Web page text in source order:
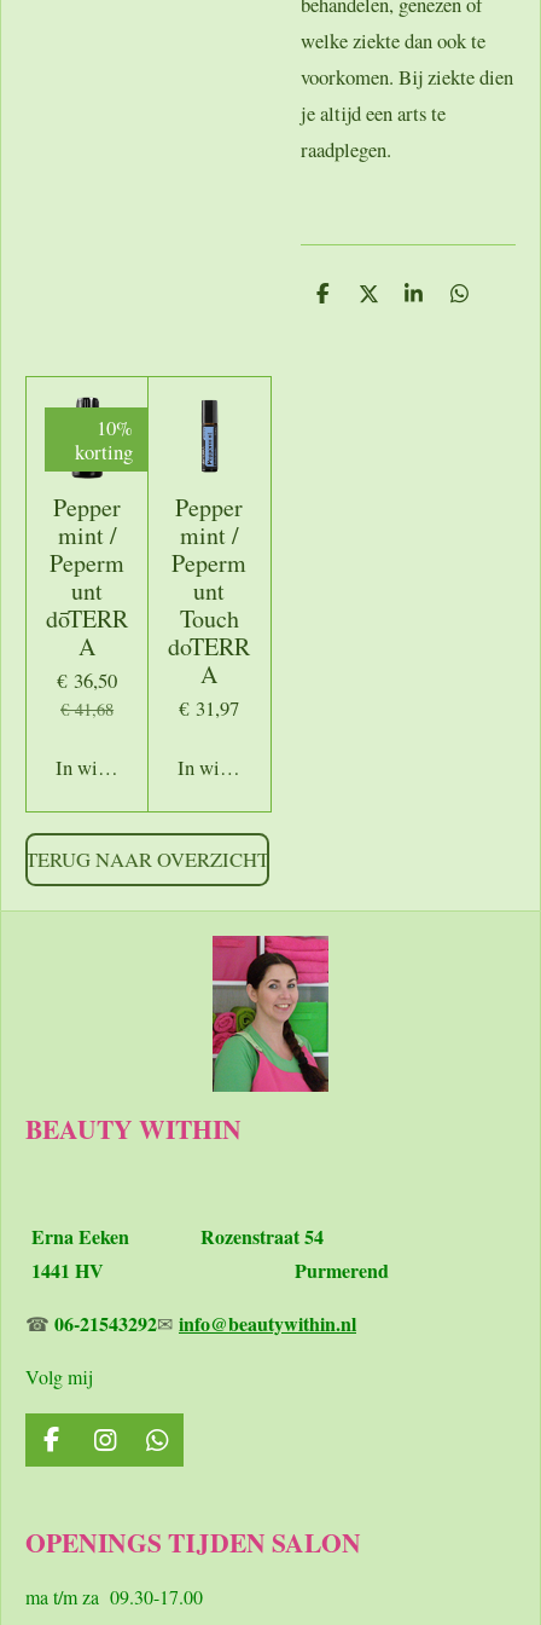
welke ziekte dan ook te
voorkomen. Bij ziekte dien
je altijd een arts te
raadplegen.
D
D
S
D
10%
korting
Pepper
mint /
Peperm
unt
dōTERR
A
€ 36,50
€ 41,68
In winkelwagen
Pepper
mint /
Peperm
unt
Touch
doTERR
A
€ 31,97
In winkelwagen
TERUG NAAR OVERZICHT
BEAUTY WITHIN
Erna Eeken Rozenstraat 54
1441 HV Purmerend
☎ 06-21543292✉ info@beautywithin.nl
Volg mij
F
a
b
o
I
n
a
r
W
h
s
p
OPENINGS TIJDEN SALON
ma t/m za 09.30-17.00